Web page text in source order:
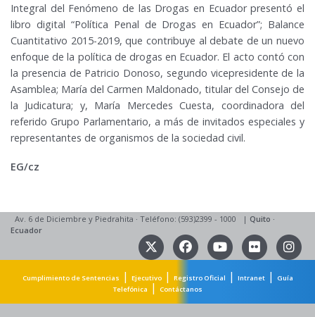
Integral del Fenómeno de las Drogas en Ecuador presentó el
libro digital “Política Penal de Drogas en Ecuador”; Balance
Cuantitativo 2015-2019, que contribuye al debate de un nuevo
enfoque de la política de drogas en Ecuador. El acto contó con
la presencia de Patricio Donoso, segundo vicepresidente de la
Asamblea; María del Carmen Maldonado, titular del Consejo de
la Judicatura; y, María Mercedes Cuesta, coordinadora del
referido Grupo Parlamentario, a más de invitados especiales y
representantes de organismos de la sociedad civil.
EG/cz
Av. 6 de Diciembre y Piedrahita · Teléfono: (593)2399 - 1000 | Quito ·
Ecuador
Cumplimiento de Sentencias | Ejecutivo| Registro Oficial | Intranet|
Guía
Telefónica
| Contáctanos